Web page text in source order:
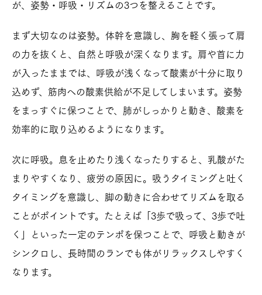
が、姿勢・呼吸・リズムの3つを整えることです。
まず大切なのは姿勢。体幹を意識し、胸を軽く張って肩
の力を抜くと、自然と呼吸が深くなります。肩や首に力
が入ったままでは、呼吸が浅くなって酸素が十分に取り
込めず、筋肉への酸素供給が不足してしまいます。姿勢
をまっすぐに保つことで、肺がしっかりと動き、酸素を
効率的に取り込めるようになります。
次に呼吸。息を止めたり浅くなったりすると、乳酸がた
まりやすくなり、疲労の原因に。吸うタイミングと吐く
タイミングを意識し、脚の動きに合わせてリズムを取る
ことがポイントです。たとえば「3歩で吸って、3歩で吐
く」といった一定のテンポを保つことで、呼吸と動きが
シンクロし、長時間のランでも体がリラックスしやすく
なります。